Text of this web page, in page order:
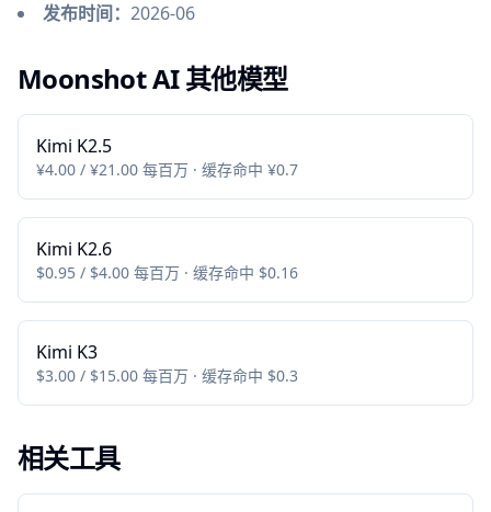
发布时间： 2026-06
Moonshot AI 其他模型
Kimi K2.5
¥4.00 / ¥21.00 每百万 · 缓存命中 ¥0.7
Kimi K2.6
$0.95 / $4.00 每百万 · 缓存命中 $0.16
Kimi K3
$3.00 / $15.00 每百万 · 缓存命中 $0.3
相关工具